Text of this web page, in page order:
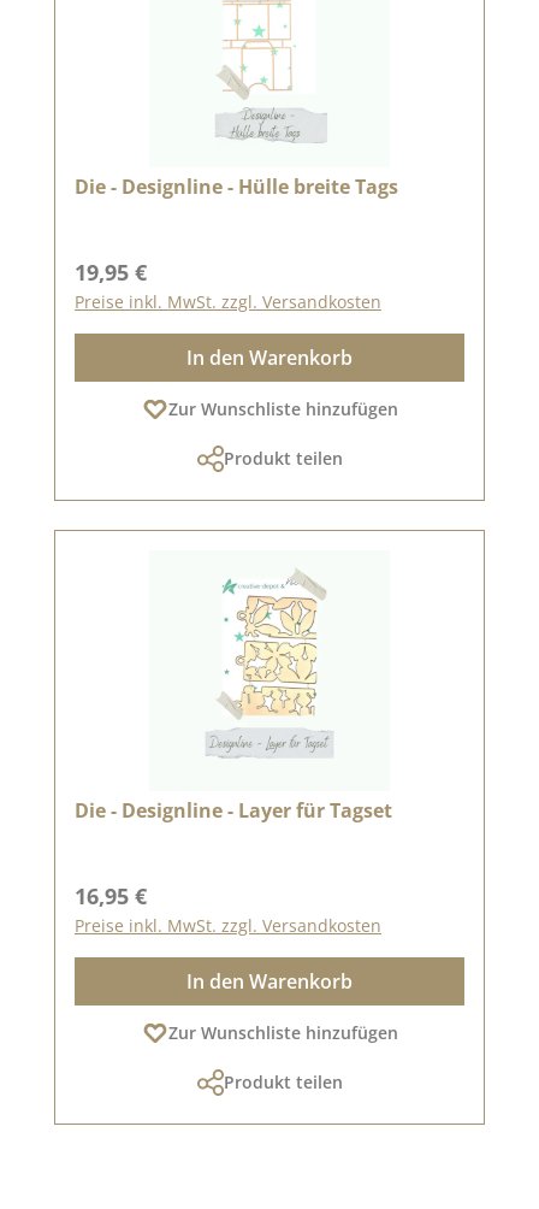
Die - Designline - Hülle breite Tags
Regulärer Preis:
19,95 €
Preise inkl. MwSt. zzgl. Versandkosten
In den Warenkorb
Zur Wunschliste hinzufügen
Produkt teilen
Die - Designline - Layer für Tagset
Regulärer Preis:
16,95 €
Preise inkl. MwSt. zzgl. Versandkosten
In den Warenkorb
Zur Wunschliste hinzufügen
Produkt teilen